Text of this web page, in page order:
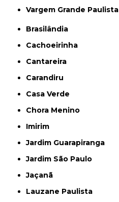
Vargem Grande Paulista
Brasilândia
Cachoeirinha
Cantareira
Carandiru
Casa Verde
Chora Menino
Imirim
Jardim Guarapiranga
Jardim São Paulo
Jaçanã
Lauzane Paulista